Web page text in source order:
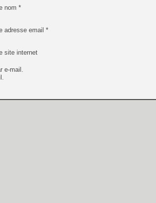
[GK] Moonlighter 2 : The
[GK] Capcom relance
[GK] Guillermo del Toro
nom *
adresse email *
site internet
e-mail.